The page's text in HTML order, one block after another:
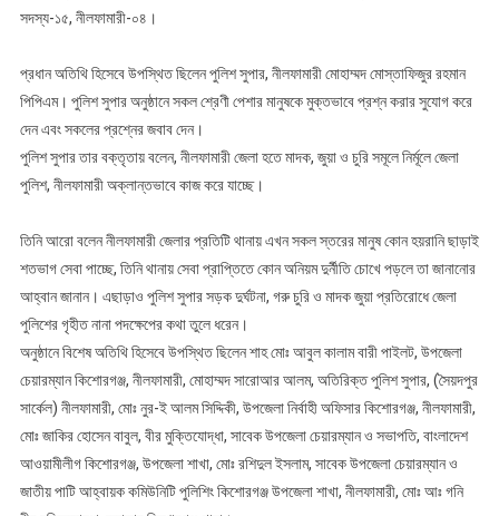
সদস্য-১৫, নীলফামারী-০৪।
প্রধান অতিথি হিসেবে উপস্থিত ছিলেন পুলিশ সুপার, নীলফামারী মোহাম্মদ মোস্তাফিজুর রহমান
পিপিএম। পুলিশ সুপার অনুষ্ঠানে সকল শ্রেণী পেশার মানুষকে মুক্তভাবে প্রশ্ন করার সুযোগ করে
দেন এবং সকলের প্রশ্নের জবাব দেন।
পুলিশ সুপার তার বক্তৃতায় বলেন, নীলফামারী জেলা হতে মাদক, জুয়া ও চুরি সমূলে নির্মূলে জেলা
পুলিশ, নীলফামারী অক্লান্তভাবে কাজ করে যাচ্ছে।
তিনি আরো বলেন নীলফামারী জেলার প্রতিটি থানায় এখন সকল স্তরের মানুষ কোন হয়রানি ছাড়াই
শতভাগ সেবা পাচ্ছে, তিনি থানায় সেবা প্রাপ্তিতে কোন অনিয়ম দুর্নীতি চোখে পড়লে তা জানানোর
আহ্বান জানান। এছাড়াও পুলিশ সুপার সড়ক দুর্ঘটনা, গরু চুরি ও মাদক জুয়া প্রতিরোধে জেলা
পুলিশের গৃহীত নানা পদক্ষেপের কথা তুলে ধরেন।
অনুষ্ঠানে বিশেষ অতিথি হিসেবে উপস্থিত ছিলেন শাহ মোঃ আবুল কালাম বারী পাইলট, উপজেলা
চেয়ারম্যান কিশোরগঞ্জ, নীলফামারী, মোহাম্মদ সারোআর আলম, অতিরিক্ত পুলিশ সুপার, (সৈয়দপুর
সার্কেল) নীলফামারী, মোঃ নুর-ই আলম সিদ্দিকী, উপজেলা নির্বাহী অফিসার কিশোরগঞ্জ, নীলফামারী,
মোঃ জাকির হোসেন বাবুল, বীর মুক্তিযোদ্ধা, সাবেক উপজেলা চেয়ারম্যান ও সভাপতি, বাংলাদেশ
আওয়ামীলীগ কিশোরগঞ্জ, উপজেলা শাখা, মোঃ রশিদুল ইসলাম, সাবেক উপজেলা চেয়ারম্যান ও
জাতীয় পাটি আহ্বায়ক কমিউনিটি পুলিশিং কিশোরগঞ্জ উপজেলা শাখা, নীলফামারী, মোঃ আঃ গনি